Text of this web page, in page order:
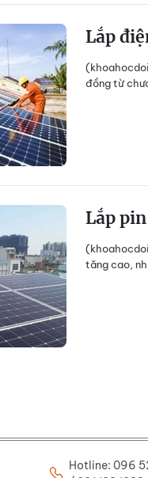
Lắp
đồng từ
Lắp
tăng cao,
Hotline: 096